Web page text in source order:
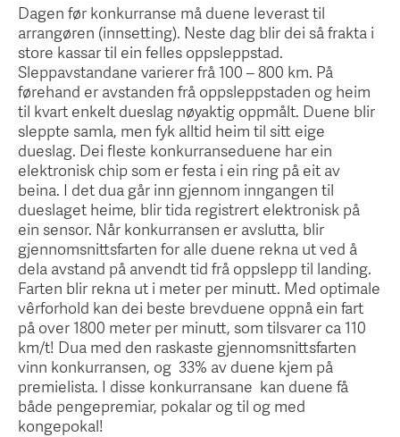
Dagen før konkurranse må duene leverast til
arrangøren (innsetting). Neste dag blir dei så frakta i
store kassar til ein felles oppsleppstad.
Sleppavstandane varierer frå 100 – 800 km. På
førehand er avstanden frå oppsleppstaden og heim
til kvart enkelt dueslag nøyaktig oppmålt. Duene blir
sleppte samla, men fyk alltid heim til sitt eige
dueslag. Dei fleste konkurranseduene har ein
elektronisk chip som er festa i ein ring på eit av
beina. I det dua går inn gjennom inngangen til
dueslaget heime, blir tida registrert elektronisk på
ein sensor. Når konkurransen er avslutta, blir
gjennomsnittsfarten for alle duene rekna ut ved å
dela avstand på anvendt tid frå oppslepp til landing.
Farten blir rekna ut i meter per minutt. Med optimale
vêrforhold kan dei beste brevduene oppnå ein fart
på over 1800 meter per minutt, som tilsvarer ca 110
km/t! Dua med den raskaste gjennomsnittsfarten
vinn konkurransen, og 33% av duene kjem på
premielista. I disse konkurransane kan duene få
både pengepremiar, pokalar og til og med
kongepokal!